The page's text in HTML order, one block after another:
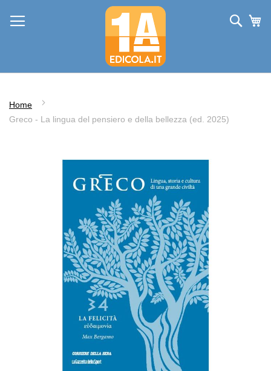
al
Home
Greco - La lingua del pensiero e della bellezza (ed. 2025)